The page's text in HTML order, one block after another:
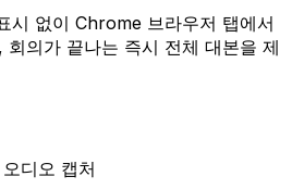
시 없이 Chrome 브라우저 탭에서
회의가 끝나는 즉시 전체 대본을 제
디오 캡처